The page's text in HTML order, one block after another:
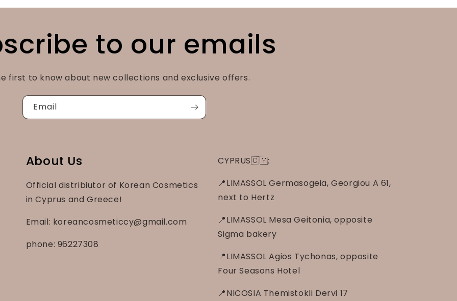
to our emails
first to know about new collections and exclusive offers.
Email
About Us
Official distribiutor of Korean Cosmetics
in Cyprus and Greece!
Email: koreancosmeticcy@gmail.com
phone: 96227308
CYPRUS🇨🇾:
📍LIMASSOL Germasogeia, Georgiou A 61,
next to Hertz
📍LIMASSOL Mesa Geitonia, opposite
Sigma bakery
📍LIMASSOL Agios Tychonas, opposite
Four Seasons Hotel
📍NICOSIA Themistokli Dervi 17